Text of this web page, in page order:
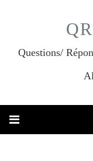
Questions/